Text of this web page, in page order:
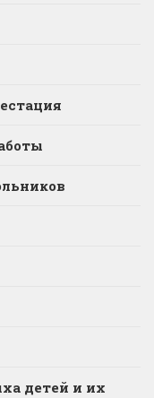
детей и их